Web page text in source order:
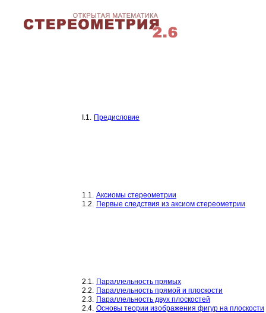
I.1. Предисловие
1.1. Аксиомы стереометрии
1.2. Первые следствия из аксиом стереометрии
2.1. Параллельность прямых
2.2. Параллельность прямой и плоскости
2.3. Параллельность двух плоскостей
2.4. Основы теории изображения фигур на плоскости